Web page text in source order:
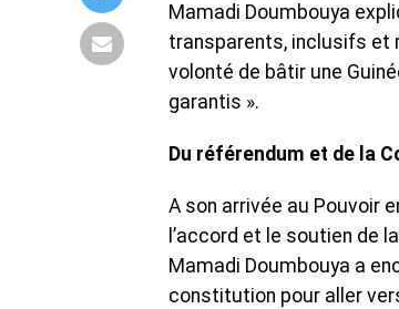
Mamadi Doumbouya
transparents, inclusifs et
volonté de bâtir une
garantis ».
Du référendum et de la
A son arrivée au Pouvoir
l’accord et le soutien de
Mamadi Doumbouya a
constitution pour aller